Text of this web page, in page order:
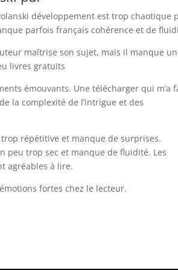
développement est trop chaotique
parfois français cohérence et de
maîtrise son sujet, mais il manque
livres gratuits
émouvants. Une télécharger qui m’a
la complexité de l’intrigue et des
répétitive et manque de surprises.
peu trop sec et manque de fluidité. Les
agréables à lire.
fortes chez le lecteur.